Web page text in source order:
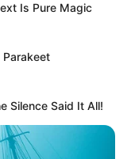
Is Pure Magic
Parakeet
Silence Said It All!